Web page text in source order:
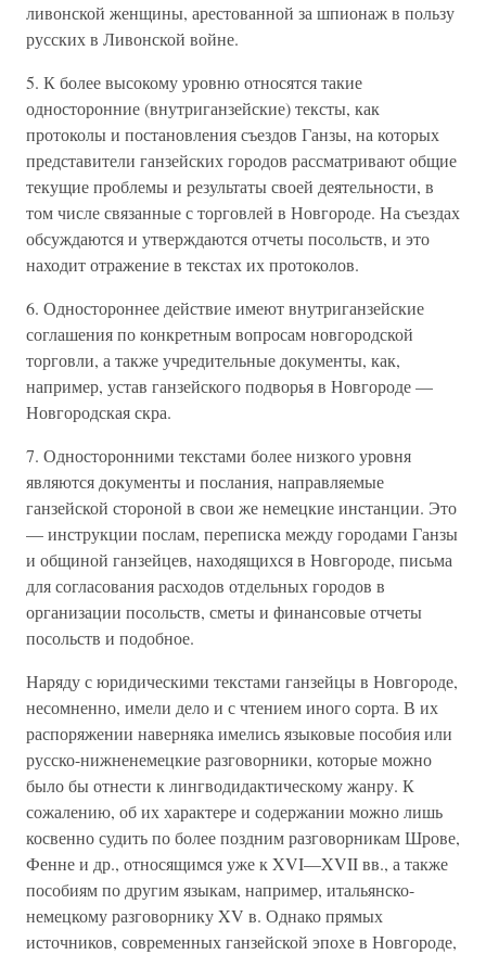
ливонской женщины, арестованной за шпионаж в пользу
русских в Ливонской войне.
5. К более высокому уровню относятся такие
односторонние (внутриганзейские) тексты, как
протоколы и постановления съездов Ганзы, на которых
представители ганзейских городов рассматривают общие
текущие проблемы и результаты своей деятельности, в
том числе связанные с торговлей в Новгороде. На съездах
обсуждаются и утверждаются отчеты посольств, и это
находит отражение в текстах их протоколов.
6. Одностороннее действие имеют внутриганзейские
соглашения по конкретным вопросам новгородской
торговли, а также учредительные документы, как,
например, устав ганзейского подворья в Новгороде —
Новгородская скра.
7. Односторонними текстами более низкого уровня
являются документы и послания, направляемые
ганзейской стороной в свои же немецкие инстанции. Это
— инструкции послам, переписка между городами Ганзы
и общиной ганзейцев, находящихся в Новгороде, письма
для согласования расходов отдельных городов в
организации посольств, сметы и финансовые отчеты
посольств и подобное.
Наряду с юридическими текстами ганзейцы в Новгороде,
несомненно, имели дело и с чтением иного сорта. В их
распоряжении наверняка имелись языковые пособия или
русско-нижненемецкие разговорники, которые можно
было бы отнести к лингводидактическому жанру. К
сожалению, об их характере и содержании можно лишь
косвенно судить по более поздним разговорникам Шрове,
Фенне и др., относящимся уже к XVI—XVII вв., а также
пособиям по другим языкам, например, итальянско-
немецкому разговорнику XV в. Однако прямых
источников, современных ганзейской эпохе в Новгороде,